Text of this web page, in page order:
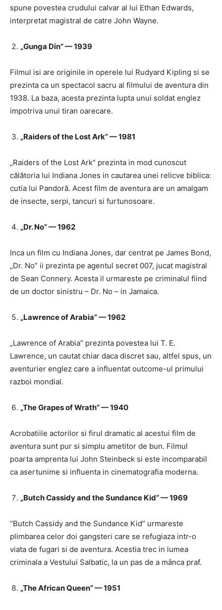
spune povestea crudului calvar al lui Ethan Edwards,
interpretat magistral de catre John Wayne.
„Gunga Din” — 1939
Filmul isi are originile in operele lui Rudyard Kipling si se
prezinta ca un spectacol sacru al filmului de aventura din
1938. La baza, acesta prezinta lupta unui soldat englez
impotriva unui tiran oarecare.
„Raiders of the Lost Ark” — 1981
„Raiders of the Lost Ark“ prezinta in mod cunoscut
călătoria lui Indiana Jones in cautarea unei relicve biblica:
cutia lui Pandoră. Acest film de aventura are un amalgam
de insecte, serpi, tancuri si furtunosoare.
„Dr. No” — 1962
Inca un film cu Indiana Jones, dar centrat pe James Bond,
„Dr. No” ii prezinta pe agentul secret 007, jucat magistral
de Sean Connery. Acesta il urmareste pe criminalul fiind
de un doctor sinistru – Dr. No – in Jamaica.
„Lawrence of Arabia” — 1962
„Lawrence of Arabia” prezinta povestea lui T. E.
Lawrence, un cautat chiar daca discret sau, altfel spus, un
aventurier englez care a influentat outcome-ul primului
razboi mondial.
„The Grapes of Wrath” — 1940
Acrobatiile actorilor si firul dramatic al acestui film de
aventura sunt pur si simplu ametitor de bun. Filmul
poarta amprenta lui John Steinbeck si este incomparabil
ca asertunime si influenta in cinematografia moderna.
„Butch Cassidy and the Sundance Kid” — 1969
“Butch Cassidy and the Sundance Kid” urmareste
plimbarea celor doi gangsteri care se refugiaza intr-o
viata de fugari si de aventura. Acestia trec in lumea
criminala a Vestului Salbatic, la un pas de a mânca praf.
„The African Queen” — 1951